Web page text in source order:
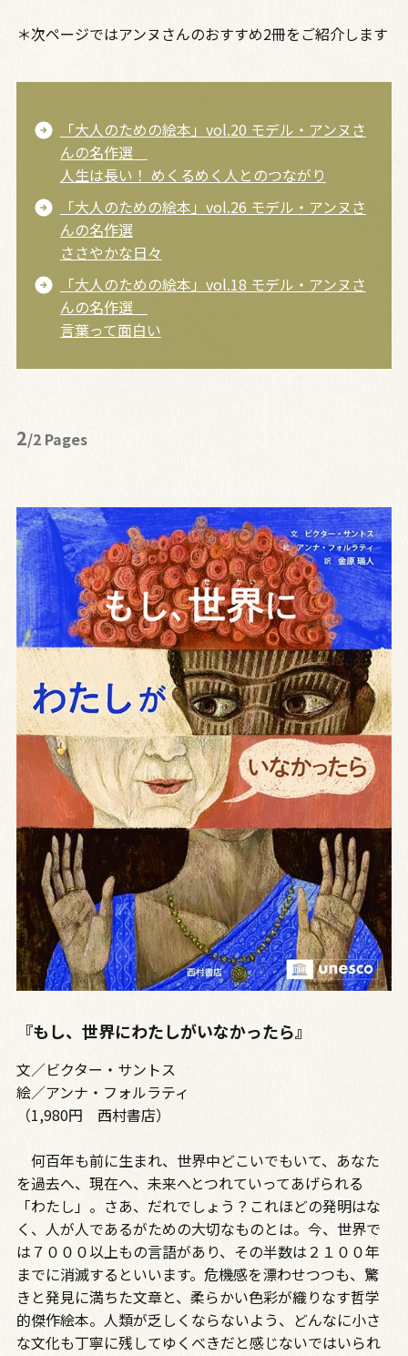
＊次ページではアンヌさんのおすすめ2冊をご紹介します
「大人のための絵本」vol.20 モデル・アンヌさ
んの名作選
人生は長い！ めくるめく人とのつながり
「大人のための絵本」vol.26 モデル・アンヌさ
んの名作選
ささやかな日々
「大人のための絵本」vol.18 モデル・アンヌさ
んの名作選
言葉って面白い
2/2 Pages
『もし、世界にわたしがいなかったら』
文／ビクター・サントス
絵／アンナ・フォルラティ
（1,980円 西村書店）
何百年も前に生まれ、世界中どこいでもいて、あなた
を過去へ、現在へ、未来へとつれていってあげられる
「わたし」。さあ、だれでしょう？これほどの発明はな
く、人が人であるがための大切なものとは。今、世界で
は７０００以上もの言語があり、その半数は２１００年
までに消滅するといいます。危機感を漂わせつつも、驚
きと発見に満ちた文章と、柔らかい色彩が織りなす哲学
的傑作絵本。人類が乏しくならないよう、どんなに小さ
な文化も丁寧に残してゆくべきだと感じないではいられ